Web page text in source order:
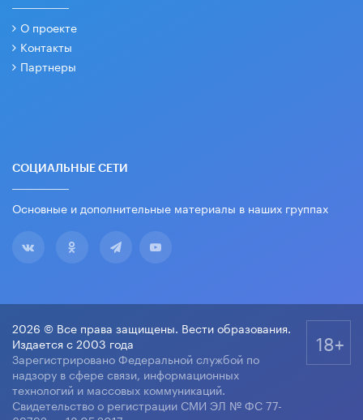
О проекте
Контакты
Партнеры
СОЦИАЛЬНЫЕ СЕТИ
Основные и дополнительные материалы в наших группах
2026 © Все права защищены. Вести образования.
Издается с 2003 года
Зарегистрировано Федеральной службой по
надзору в сфере связи, информационных
технологий и массовых коммуникаций.
Свидетельство о регистрации СМИ ЭЛ № ФС 77-
18+